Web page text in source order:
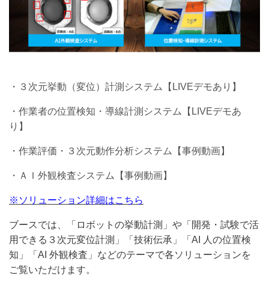
・３次元挙動（変位）計測システム【 LIVEデモあり】
・作業者の位置検知・導線計測システム【 LIVEデモあ
り】
・作業評価・３次元動作分析システム【事例動画】
・ＡＩ外観検査システム【事例動画】
※ソリューション詳細はこちら
ブースでは、「ロボットの挙動計測」や「開発・試験で活
用できる３次元変位計測」「技術伝承」「AI 人の位置検
知」「AI 外観検査」などのテーマで各ソリューションを
ご覧いただけます。